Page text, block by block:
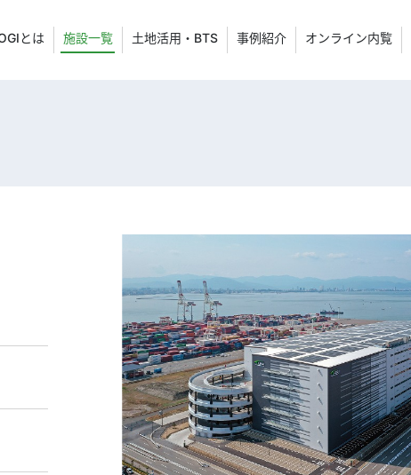
とは 施設一覧 土地活用・BTS 事例紹介 オンライン内覧